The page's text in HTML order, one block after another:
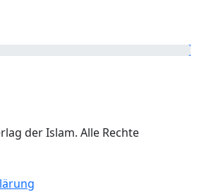
der Islam. Alle Rechte